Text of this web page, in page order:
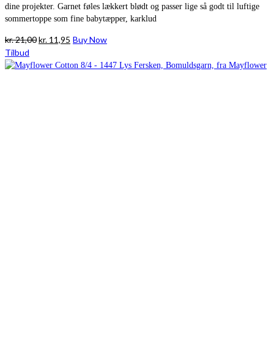
dine projekter. Garnet føles lækkert blødt og passer lige så godt til luftige
sommertoppe som fine babytæpper, karklud
kr.21,00Den
pris
kr. 11,95 Den
pris
Buy Now
Tilbud